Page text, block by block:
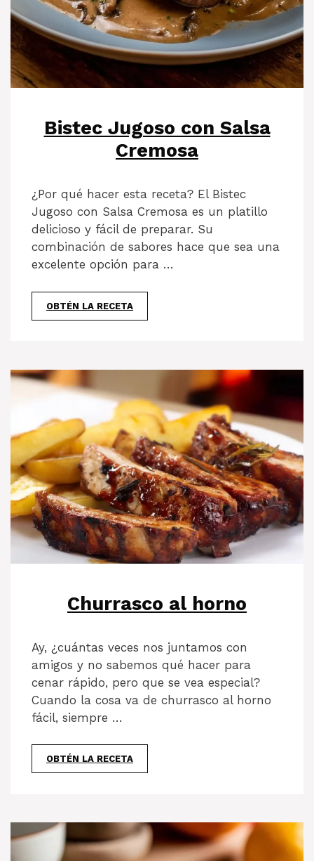
Bistec Jugoso con Salsa
Cremosa
¿Por qué hacer esta receta? El Bistec
Jugoso con Salsa Cremosa es un platillo
delicioso y fácil de preparar. Su
combinación de sabores hace que sea una
excelente opción para …
OBTÉN LA RECETA
Churrasco al horno
Ay, ¿cuántas veces nos juntamos con
amigos y no sabemos qué hacer para
cenar rápido, pero que se vea especial?
Cuando la cosa va de churrasco al horno
fácil, siempre …
OBTÉN LA RECETA